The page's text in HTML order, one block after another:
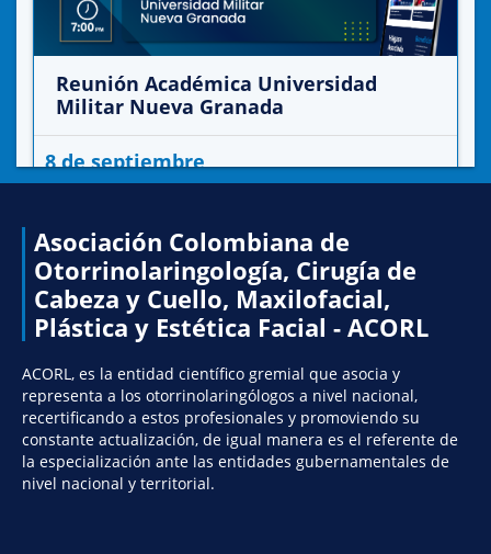
Reunión Académica Universidad
Militar Nueva Granada
8 de septiembre
E.V.A - Plataforma Zoom
Más información Inscribirme
Reunión capitulo Eva
Asociación Colombiana de
Otorrinolaringología, Cirugía de
Cabeza y Cuello, Maxilofacial,
Plástica y Estética Facial - ACORL
ACORL, es la entidad científico gremial que asocia y
representa a los otorrinolaringólogos a nivel nacional,
recertificando a estos profesionales y promoviendo su
constante actualización, de igual manera es el referente de
la especialización ante las entidades gubernamentales de
nivel nacional y territorial.